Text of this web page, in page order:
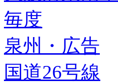
毎度
泉州・広告
国道26号線